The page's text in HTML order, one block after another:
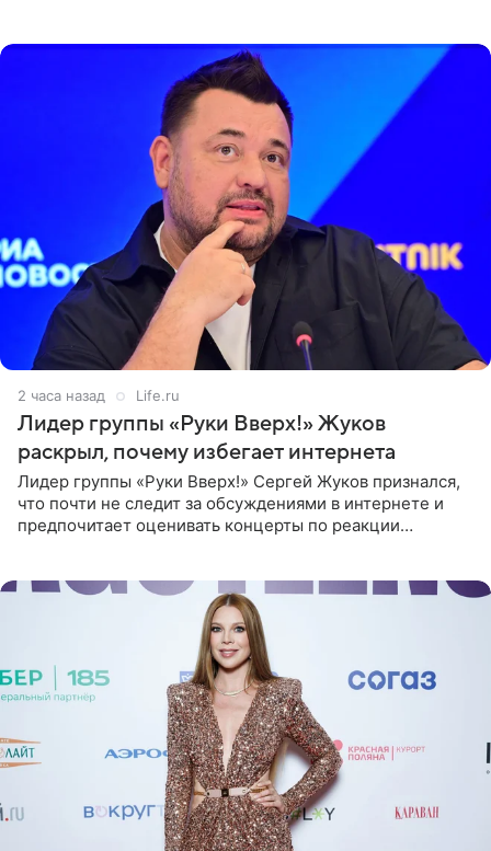
2 часа назад Life.ru
Лидер группы «Руки Вверх!» Жуков
раскрыл, почему избегает интернета
Лидер группы «Руки Вверх!» Сергей Жуков признался,
что почти не следит за обсуждениями в интернете и
предпочитает оценивать концерты по реакции